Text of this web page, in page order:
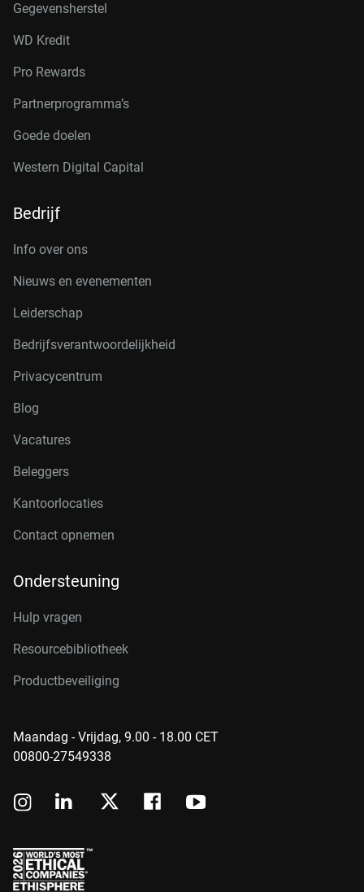
Gegevensherstel
WD Kredit
Pro Rewards
Partnerprogramma’s
Goede doelen
Western Digital Capital
Bedrijf
Info over ons
Nieuws en evenementen
Leiderschap
Bedrijfsverantwoordelijkheid
Privacycentrum
Blog
Vacatures
Beleggers
Kantoorlocaties
Contact opnemen
Ondersteuning
Hulp vragen
Resourcebibliotheek
Productbeveiliging
Maandag - Vrijdag, 9.00 - 18.00 CET
00800-27549338